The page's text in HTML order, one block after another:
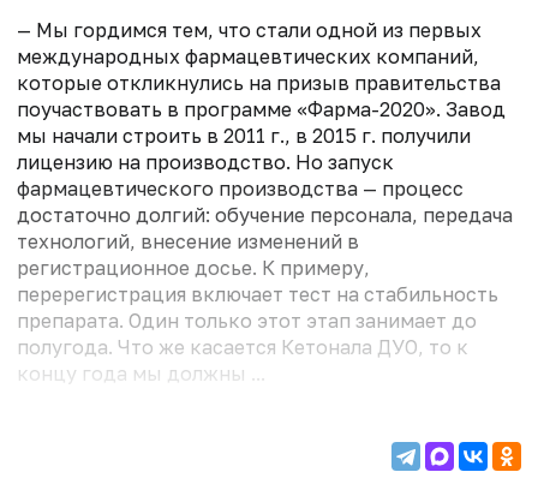
— Мы гордимся тем, что стали одной из первых
международных фармацевтических компаний,
которые откликнулись на призыв правительства
поучаствовать в программе «Фарма-2020». Завод
мы начали строить в 2011 г., в 2015 г. получили
лицензию на производство. Но запуск
фармацевтического производства — процесс
достаточно долгий: обучение персонала, передача
технологий, внесение изменений в
регистрационное досье. К примеру,
перерегистрация включает тест на стабильность
препарата. Один только этот этап занимает до
полугода. Что же касается Кетонала ДУО, то к
концу года мы должны ...